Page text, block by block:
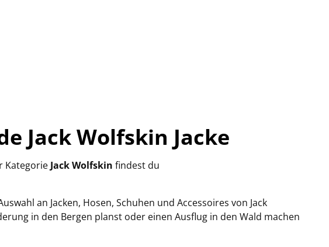
Jack Wolfskin Jacke
Kategorie Jack Wolfskin findest du
an Jacken, Hosen, Schuhen und Accessoires von Jack
in den Bergen planst oder einen Ausflug in den Wald machen